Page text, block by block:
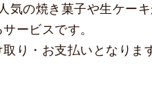
人気の焼き菓子や生ケー
ービスです。
取り・お支払いとなりま